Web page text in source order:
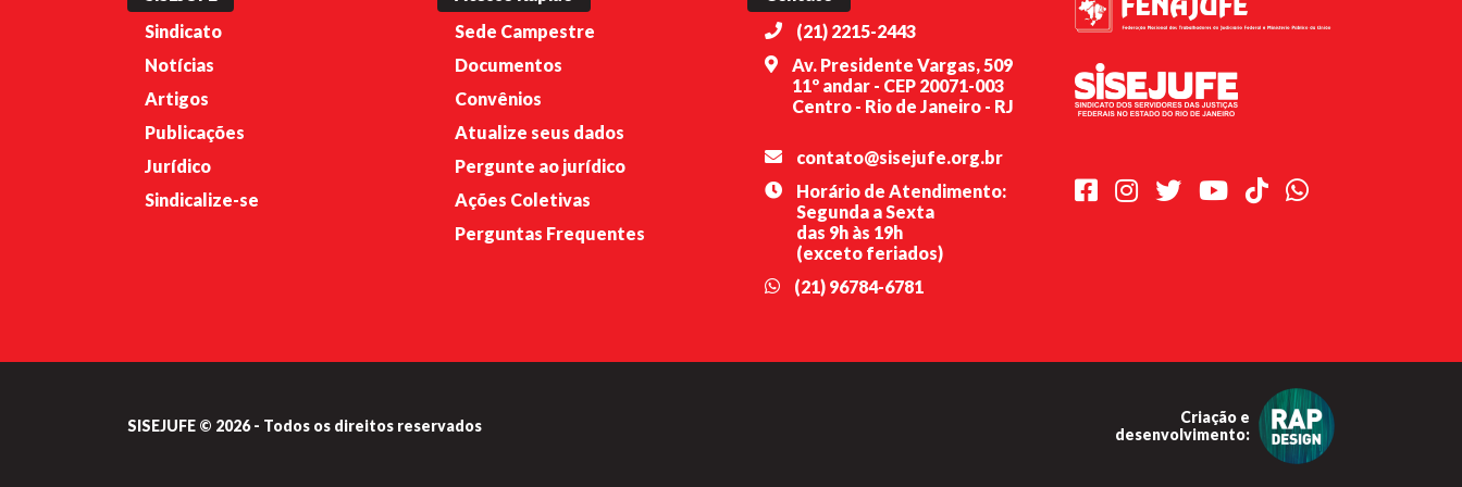
Sindicato
Notícias
Artigos
Publicações
Jurídico
Sindicalize-se
Sede Campestre
Documentos
Convênios
Atualize seus dados
Pergunte ao jurídico
Ações Coletivas
Perguntas Frequentes
(21) 2215-2443
Av. Presidente Vargas, 509
11º andar - CEP 20071-003
Centro - Rio de Janeiro - RJ
contato@sisejufe.org.br
Horário de Atendimento:
Segunda a Sexta
das 9h às 19h
(exceto feriados)
(21) 96784-6781
FacebookInstagram
TwitterYoutubeTikTokWhatsapp
SISEJUFE © 2026 - Todos os direitos reservados
Criação e
desenvolvimento: